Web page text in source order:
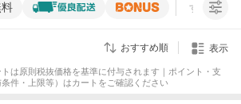
すべての条
おすすめ順 表示
トは原則税抜価格を基準に付与されます｜ポイント・支
件・上限等）はカートをご確認ください